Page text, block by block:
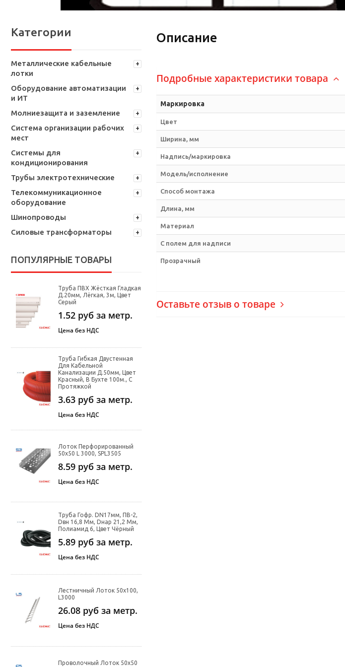
Категории
Металлические кабельные
лотки
Оборудование автоматизации
и ИТ
Молниезащита и заземление
Система организации рабочих
мест
Системы для
кондиционирования
Трубы электротехнические
Телекоммуникационное
оборудование
Шинопроводы
Силовые трансформаторы
ПОПУЛЯРНЫЕ ТОВАРЫ
Труба ПВХ Жёсткая Гладкая
Д.20мм, Лёгкая, 3м, Цвет
Серый
1.52 руб за метр.
Цена без НДС
Труба Гибкая Двустенная
Для Кабельной
Канализации Д.50мм, Цвет
Красный, В Бухте 100м., С
Протяжкой
3.63 руб за метр.
Цена без НДС
Лоток Перфорированный
50х50 L 3000, SPL3505
8.59 руб за метр.
Цена без НДС
Труба Гофр. DN17мм, ПВ-2,
Dвн 16,8 Мм, Dнар 21,2 Мм,
Полиамид 6, Цвет Чёрный
5.89 руб за метр.
Цена без НДС
Лестничный Лоток 50х100,
L3000
26.08 руб за метр.
Цена без НДС
Проволочный Лоток 50х50
Описание
Подробные характеристики товара
Маркировка
Цвет
Ширина, мм
Надпись/маркировка
Модель/исполнение
Способ монтажа
Длина, мм
Материал
С полем для надписи
Прозрачный
Оставьте отзыв о товаре